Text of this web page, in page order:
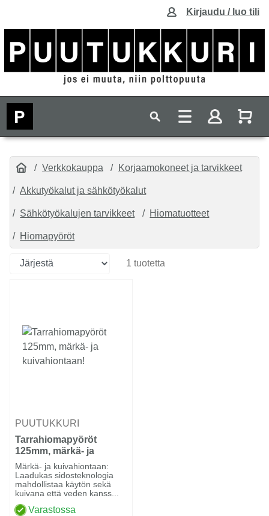
Kirjaudu / luo tili
Verkkokauppa Korjaamokoneet ja tarvikkeet
Akkutyökalut ja sähkötyökalut
Sähkötyökalujen tarvikkeet Hiomatuotteet
Hiomapyöröt
1 tuotetta
PUUTUKKURI
Tarrahiomapyöröt
125mm, märkä- ja
kuivahiontaan!
Märkä- ja kuivahiontaan:
Laadukas sidosteknologia
mahdollistaa käytön sekä
kuivana että veden kanss...
Varastossa